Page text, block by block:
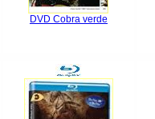
DVD Cobra verde